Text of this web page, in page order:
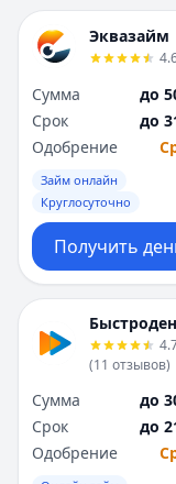
Эквазайм
Сумма
до
Срок
до
Одобрение
Займ онлайн
Круглосуточно
Получить
(11 отзывов)
Сумма
до
Срок
до
Одобрение